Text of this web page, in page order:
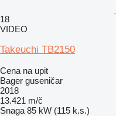
18
VIDEO
Takeuchi TB2150
Cena na upit
Bager guseničar
2018
13.421 m/č
Snaga 85 kW (115 k.s.)